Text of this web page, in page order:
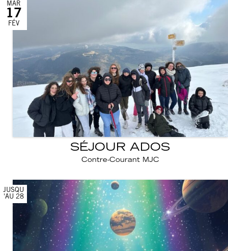
SÉJOUR ADOS
Contre-Courant MJC
MAR
17
FÉV
JUSQU
'AU 28